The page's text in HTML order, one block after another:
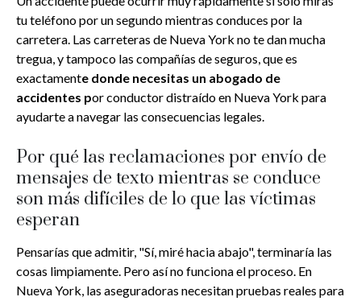
tu teléfono por un segundo mientras conduces por la
carretera. Las carreteras de Nueva York no te dan mucha
tregua, y tampoco las compañías de seguros, que es
exactamente donde necesitas un abogado de
accidentes por conductor distraído en Nueva York para
ayudarte a navegar las consecuencias legales.
Por qué las reclamaciones por envío de
mensajes de texto mientras se conduce
son más difíciles de lo que las víctimas
esperan
Pensarías que admitir, "Sí, miré hacia abajo", terminaría las
cosas limpiamente. Pero así no funciona el proceso. En
Nueva York, las aseguradoras necesitan pruebas reales para